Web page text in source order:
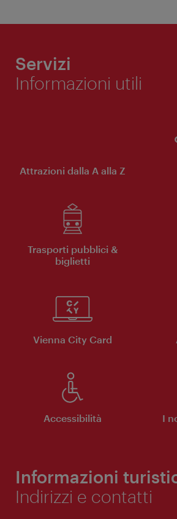
Servizi
Informazioni utili
Attrazioni dalla A alla Z
Trasporti pubblici &
biglietti
Vienna City Card
Accessibilità I
Informazioni
Indirizzi e contatti